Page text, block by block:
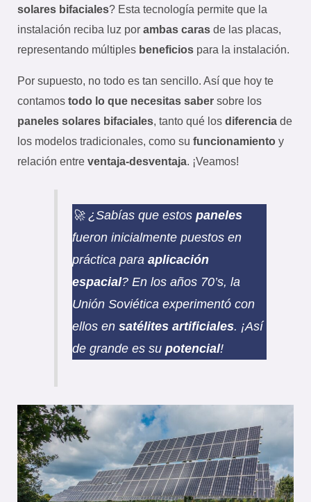
solares bifaciales? Esta tecnología permite que la
instalación reciba luz por ambas caras de las placas,
representando múltiples beneficios para la instalación.
Por supuesto, no todo es tan sencillo. Así que hoy te
contamos todo lo que necesitas saber sobre los
paneles solares bifaciales, tanto qué los diferencia de
los modelos tradicionales, como su funcionamiento y
relación entre ventaja-desventaja. ¡Veamos!
🚀 ¿Sabías que estos paneles
fueron inicialmente puestos en
práctica para aplicación
espacial? En los años 70’s, la
Unión Soviética experimentó con
ellos en satélites artificiales. ¡Así
de grande es su potencial!